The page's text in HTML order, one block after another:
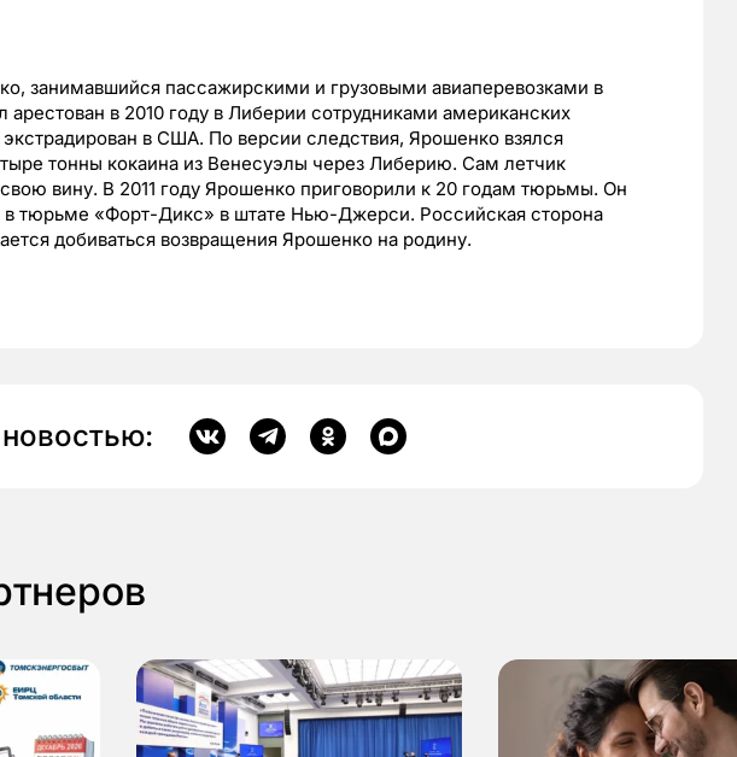
занимавшийся пассажирскими и грузовыми авиаперевозками в
арестован в 2010 году в Либерии сотрудниками американских
в США. По версии следствия, Ярошенко взялся
тонны кокаина из Венесуэлы через Либерию. Сам летчик
свою вину. В 2011 году Ярошенко приговорили к 20 годам тюрьмы. Он
в тюрьме «Форт-Дикс» в штате Нью-Джерси. Российская сторона
добиваться возвращения Ярошенко на родину.